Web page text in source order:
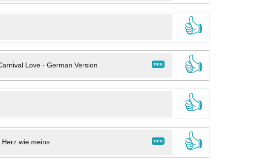
👍
neu
Love - German Version
👍
👍
neu
wie meins
👍